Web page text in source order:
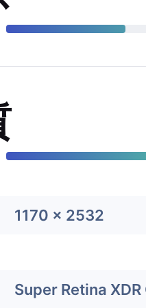
1170 x 2532
Super Retina XDR